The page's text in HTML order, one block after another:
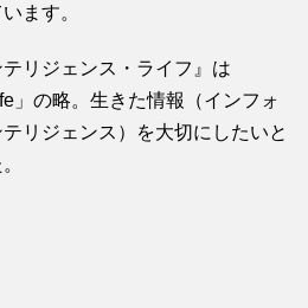
ます。
リジェンス・ライフ』は
」の略。生きた情報（インフォ
リジェンス）を大切にしたいと